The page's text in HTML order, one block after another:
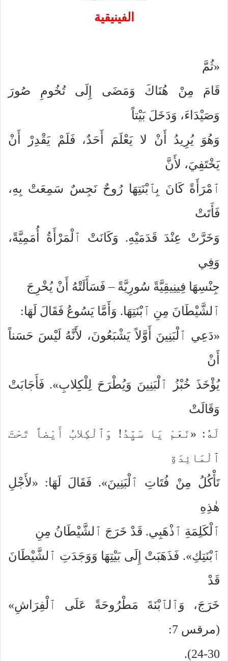
الفينيقية
«ثُمَّ
قَامَ مِنْ هُنَاكَ وَمَضَى إِلَى تُخُومِ صُورَ
وَصَيْدَاءَ، وَدَخَلَ بَيْتاً
وَهُوَ يُرِيدُ أَنْ لا يَعْلَمَ أَحَدٌ، فَلَمْ يَقْدِرْ أَنْ
يَخْتَفِيَ، لأَنَّ
ٱمْرَأَةً كَانَ بِٱبْنَتِهَا رُوحٌ نَجِسٌ سَمِعَتْ بِهِ،
فَأَتَتْ
وَخَرَّتْ عِنْدَ قَدَمَيْهِ. وَكَانَتْ ٱلْمَرْأَةُ أُمَمِيَّةً،
وَفِي
جِنْسِهَا فِينِيقِيَّةً سُورِيَّةً – فَسَأَلَتْهُ أَنْ يُخْرِجَ
ٱلشَّيْطَانَ مِنِ ٱبْنَتِهَا. وَأَمَّا يَسُوعُ فَقَالَ لَهَا:
«دَعِي ٱلْبَنِينَ أَوَّلاً يَشْبَعُونَ، لأَنَّهُ لَيْسَ حَسَناً
أَنْ
يُؤْخَذَ خُبْزُ ٱلْبَنِينَ وَيُطْرَحَ لِلْكِلابِ». فَأَجَابَتْ
وَقَالَتْ
لَهُ: «نَعَمْ يَا سَيِّدُ! وَٱلْكِلابُ أَيْضاً تَحْتَ
ٱلْمَائِدَةِ
تَأْكُلُ مِنْ فُتَاتِ ٱلْبَنِينَ». فَقَالَ لَهَا: «لأَجْلِ
هٰذِهِ
ٱلْكَلِمَةِ ٱذْهَبِي. قَدْ خَرَجَ ٱلشَّيْطَانُ مِنِ
ٱبْنَتِكِ». فَذَهَبَتْ إِلَى بَيْتِهَا وَوَجَدَتِ ٱلشَّيْطَانَ
قَدْ
خَرَجَ، وَٱلٱبْنَةَ مَطْرُوحَةً عَلَى ٱلْفِرَاشِ»
(مرقس 7:
24-30).